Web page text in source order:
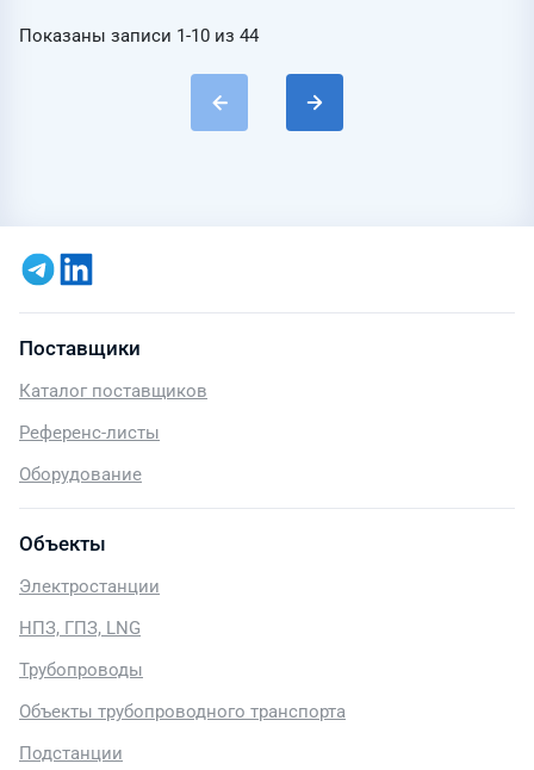
Показаны записи 1-10 из 44
Поставщики
Каталог поставщиков
Референс-листы
Оборудование
Объекты
Электростанции
НПЗ, ГПЗ, LNG
Трубопроводы
Объекты трубопроводного транспорта
Подстанции